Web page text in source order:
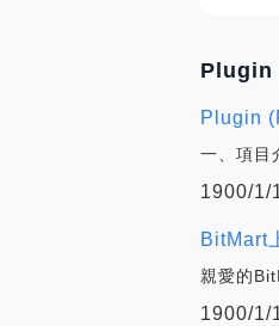
Plugin
Plugin
一、項目
1900/1/
BitMart
親愛的
1900/1/